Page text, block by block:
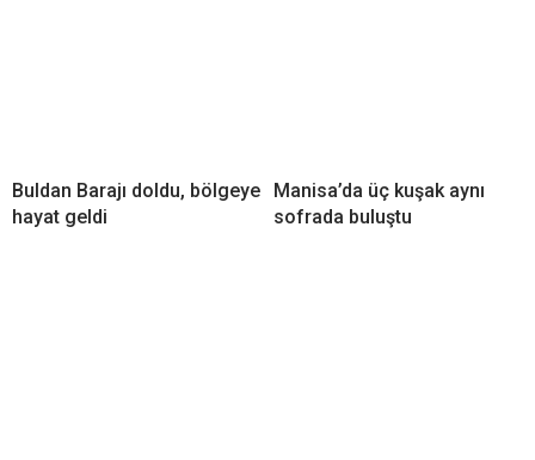
Buldan Barajı doldu, bölgeye
hayat geldi
Manisa’da üç kuşak aynı
sofrada buluştu